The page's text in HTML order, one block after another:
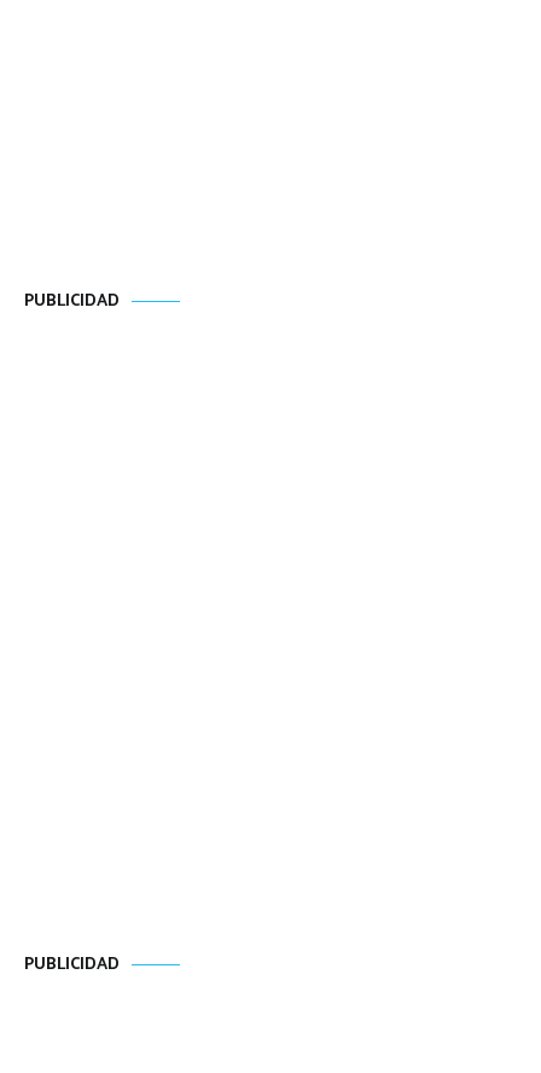
PUBLICIDAD
PUBLICIDAD